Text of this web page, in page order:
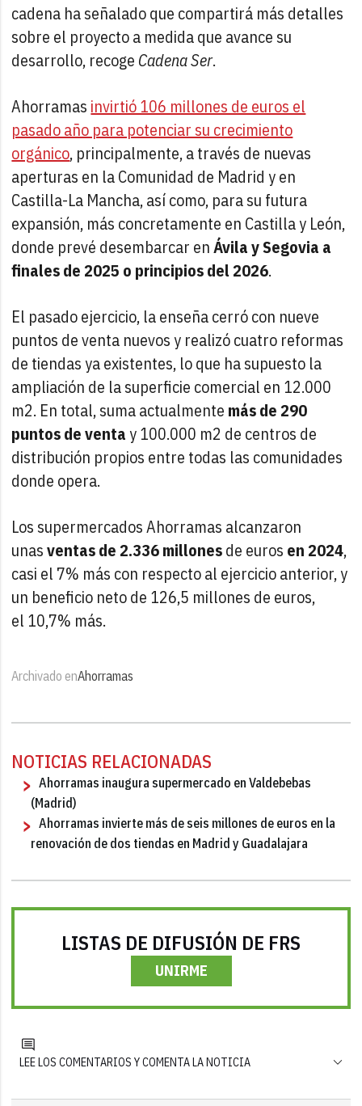
cadena ha señalado que compartirá más detalles
sobre el proyecto a medida que avance su
desarrollo, recoge Cadena Ser.
Ahorramas invirtió 106 millones de euros el
pasado año para potenciar su crecimiento
orgánico, principalmente, a través de nuevas
aperturas en la Comunidad de Madrid y en
Castilla-La Mancha, así como, para su futura
expansión, más concretamente en Castilla y León,
donde prevé desembarcar enÁvila y Segovia a
finales de 2025 o principios del 2026.
El pasado ejercicio, la enseña cerró con nueve
puntos de venta nuevos y realizó cuatro reformas
de tiendas ya existentes, lo que ha supuesto la
ampliación de la superficie comercial en 12.000
m2. En total, suma actualmente más de 290
puntos de ventay 100.000 m2 de centros de
distribución propios entre todas las comunidades
donde opera.
Los supermercados Ahorramas alcanzaron
unasventas de 2.336 millonesde euros en 2024,
casi el 7% más con respecto al ejercicio anterior, y
un beneficio neto de 126,5 millones de euros,
el 10,7% más.
Archivado enAhorramas
NOTICIAS RELACIONADAS
Ahorramas inaugura supermercado en Valdebebas
(Madrid)
Ahorramas invierte más de seis millones de euros en la
renovación de dos tiendas en Madrid y Guadalajara
LISTAS DE DIFUSIÓN DE FRS
UNIRME
LEE LOS COMENTARIOS Y COMENTA LA NOTICIA